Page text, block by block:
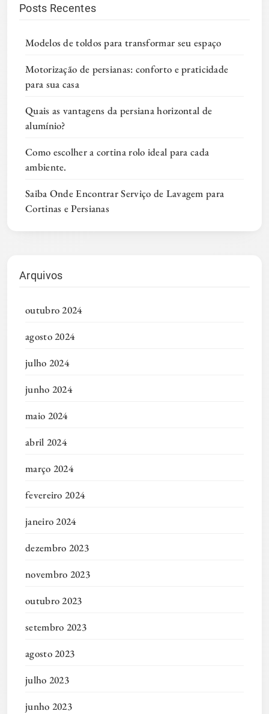
Posts Recentes
Modelos de toldos para transformar seu espaço
Motorização de persianas: conforto e praticidade
para sua casa
Quais as vantagens da persiana horizontal de
alumínio?
Como escolher a cortina rolo ideal para cada
ambiente.
Saiba Onde Encontrar Serviço de Lavagem para
Cortinas e Persianas
Arquivos
outubro 2024
agosto 2024
julho 2024
junho 2024
maio 2024
abril 2024
março 2024
fevereiro 2024
janeiro 2024
dezembro 2023
novembro 2023
outubro 2023
setembro 2023
agosto 2023
julho 2023
junho 2023